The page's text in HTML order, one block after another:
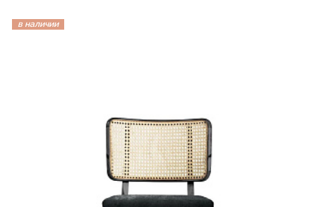
в наличии